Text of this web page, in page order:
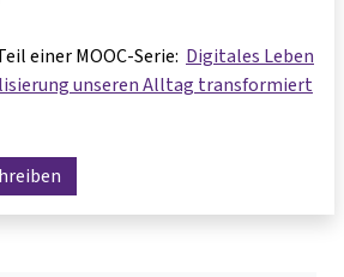
einer MOOC-Serie: Digitales Leben
unseren Alltag transformiert